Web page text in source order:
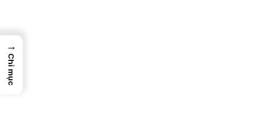
→
Chỉ mục